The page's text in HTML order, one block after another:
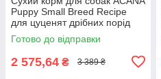
Puppy Small Breed Recipe
для цуценят дрібних порід
6.0 кг (a50260)
Готово до відправки
2 575,64 ₴ 3 389 ₴